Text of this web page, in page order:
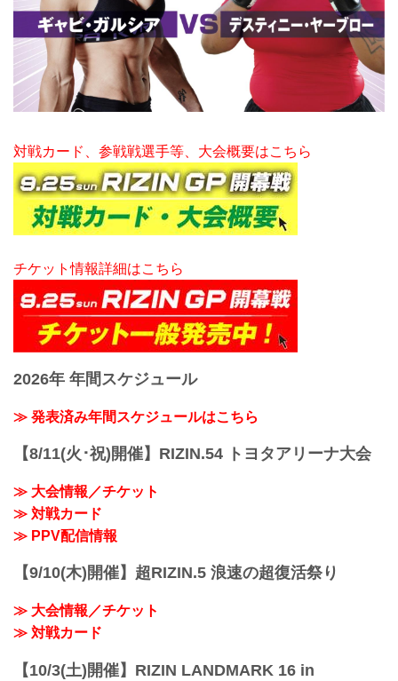
対戦カード、参戦戦選手等、大会概要はこちら
チケット情報詳細はこちら
2026年 年間スケジュール
≫ 発表済み年間スケジュールはこちら
【8/11(火･祝)開催】RIZIN.54 トヨタアリーナ大会
≫ 大会情報／チケット
≫ 対戦カード
≫ PPV配信情報
【9/10(木)開催】超RIZIN.5 浪速の超復活祭り
≫ 大会情報／チケット
≫ 対戦カード
【10/3(土)開催】RIZIN LANDMARK 16 in